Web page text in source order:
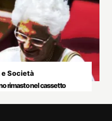
Società
rimasto nel cassetto